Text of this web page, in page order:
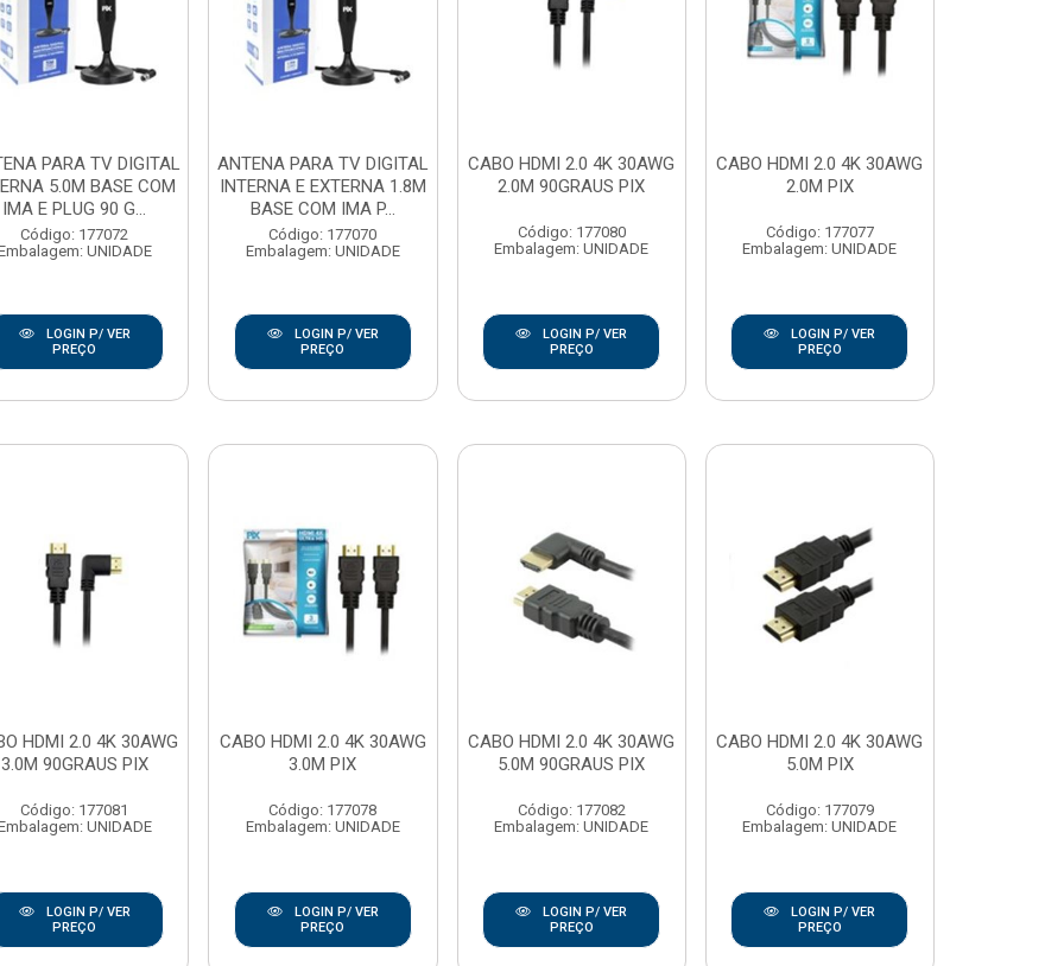
PARA TV DIGITAL
5.0M BASE COM
IMA E PLUG 90 G...
Código: 177072
UNIDADE
LOGIN P/ VER
PREÇO
ANTENA PARA TV DIGITAL
INTERNA E EXTERNA 1.8M
BASE COM IMA P...
Código: 177070
Embalagem: UNIDADE
LOGIN P/ VER
PREÇO
CABO HDMI 2.0 4K 30AWG
2.0M 90GRAUS PIX
Código: 177080
Embalagem: UNIDADE
LOGIN P/ VER
PREÇO
CABO HDMI 2.0 4K 30AWG
2.0M PIX
Código: 177077
Embalagem: UNIDADE
LOGIN P/ VER
PREÇO
HDMI 2.0 4K 30AWG
3.0M 90GRAUS PIX
Código: 177081
UNIDADE
LOGIN P/ VER
PREÇO
CABO HDMI 2.0 4K 30AWG
3.0M PIX
Código: 177078
Embalagem: UNIDADE
LOGIN P/ VER
PREÇO
CABO HDMI 2.0 4K 30AWG
5.0M 90GRAUS PIX
Código: 177082
Embalagem: UNIDADE
LOGIN P/ VER
PREÇO
CABO HDMI 2.0 4K 30AWG
5.0M PIX
Código: 177079
Embalagem: UNIDADE
LOGIN P/ VER
PREÇO